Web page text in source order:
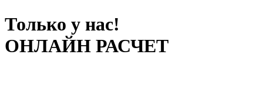
Только у нас!
ОНЛАЙН РАСЧЕТ